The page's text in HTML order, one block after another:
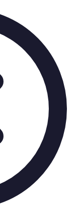
|
Baujahr ab
Doppelkabine